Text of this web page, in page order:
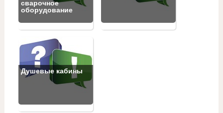
сварочное
оборудование
Душевые кабины